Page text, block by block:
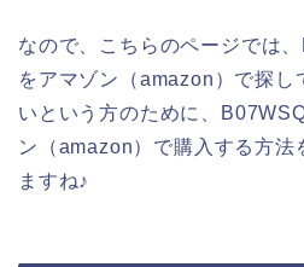
なので、こちらのページでは
をアマゾン（amazon）で探し
いという方のために、
ン（amazon）で購入する方法
ますね♪